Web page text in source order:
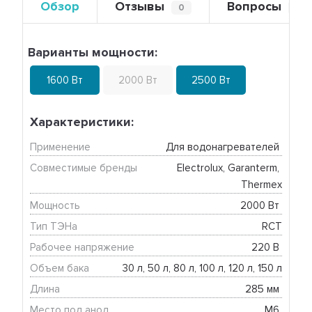
Обзор Отзывы 0 Вопросы
Варианты мощности:
1600 Вт 2000 Вт 2500 Вт
Характеристики:
Применение
Для водонагревателей
Совместимые бренды
Electrolux, Garanterm,
Thermex
Мощность
2000 Вт
Тип ТЭНа
RCT
Рабочее напряжение
220 В
Объем бака
30 л, 50 л, 80 л, 100 л, 120 л, 150 л
Длина
285 мм